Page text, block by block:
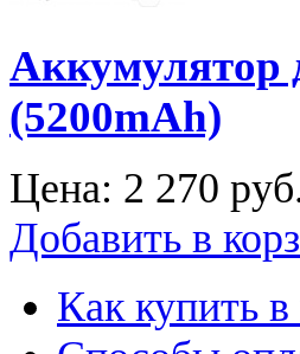
Аккумулятор
(5200mAh)
Цена: 2 270
Добавить в
Как купить